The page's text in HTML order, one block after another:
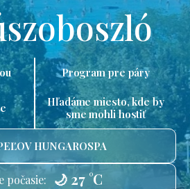
Program pre páry
Hľadáme miesto, kde by
sme mohli hostiť
HUNGAROSPA
počasie: 🌙 27 °C